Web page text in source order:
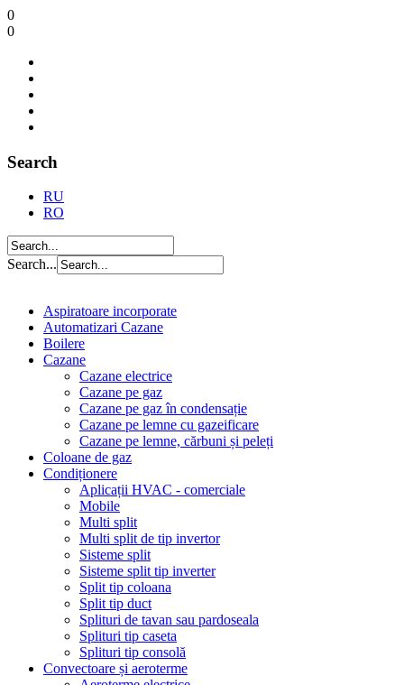
0
0
Search
RU
RO
Search...
Aspiratoare incorporate
Automatizari Cazane
Boilere
Cazane
Cazane electrice
Cazane pe gaz
Cazane pe gaz în condensație
Cazane pe lemne cu gazeificare
Cazane pe lemne, cărbuni și peleți
Coloane de gaz
Condiționere
Aplicații HVAC - comerciale
Mobile
Multi split
Multi split de tip invertor
Sisteme split
Sisteme split tip inverter
Split tip coloana
Split tip duct
Splituri de tavan sau pardoseala
Splituri tip caseta
Splituri tip consolă
Convectoare și aeroterme